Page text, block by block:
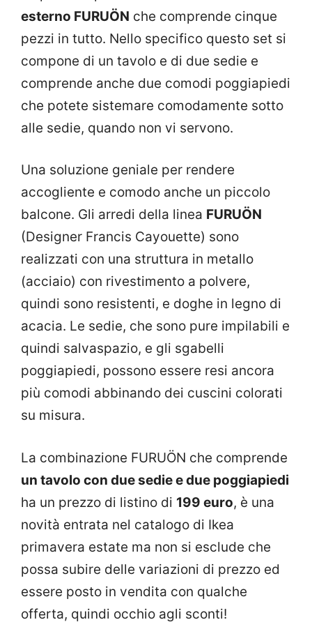
esterno FURUÖN che comprende cinque
pezzi in tutto. Nello specifico questo set si
compone di un tavolo e di due sedie e
comprende anche due comodi poggiapiedi
che potete sistemare comodamente sotto
alle sedie, quando non vi servono.
Una soluzione geniale per rendere
accogliente e comodo anche un piccolo
balcone. Gli arredi della linea FURUÖN
(Designer Francis Cayouette) sono
realizzati con una struttura in metallo
(acciaio) con rivestimento a polvere,
quindi sono resistenti, e doghe in legno di
acacia. Le sedie, che sono pure impilabili e
quindi salvaspazio, e gli sgabelli
poggiapiedi, possono essere resi ancora
più comodi abbinando dei cuscini colorati
su misura.
La combinazione FURUÖN che comprende
un tavolo con due sedie e due poggiapiedi
ha un prezzo di listino di 199 euro, è una
novità entrata nel catalogo di Ikea
primavera estate ma non si esclude che
possa subire delle variazioni di prezzo ed
essere posto in vendita con qualche
offerta, quindi occhio agli sconti!